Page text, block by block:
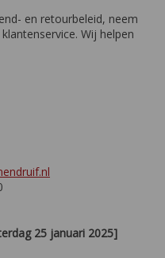
en retourbeleid, neem
Wij helpen
25 januari 2025]